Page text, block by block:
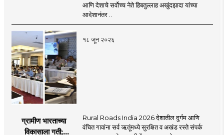
आणि देशाचे सर्वोच्च नेते हिबतुल्लाह अखुंदझादा यांच्या
आदेशानंतर ..
१८ जून २०२६
ग्रामीण भारताच्या
विकासाला गती;
Rural Roads India 2026 देशातील दुर्गम आणि
वंचित गावांना सर्व ऋतूंमध्ये सुरक्षित व अखंड रस्ते संपर्क